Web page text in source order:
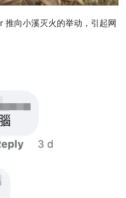
向小溪灭火的举动，引起网